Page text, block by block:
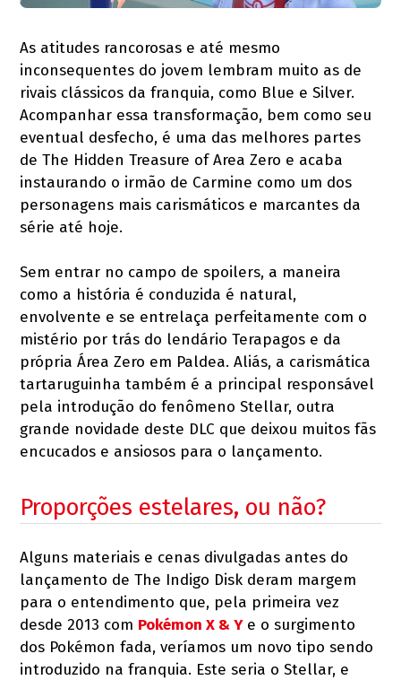
As atitudes rancorosas e até mesmo
inconsequentes do jovem lembram muito as de
rivais clássicos da franquia, como Blue e Silver.
Acompanhar essa transformação, bem como seu
eventual desfecho, é uma das melhores partes
de The Hidden Treasure of Area Zero e acaba
instaurando o irmão de Carmine como um dos
personagens mais carismáticos e marcantes da
série até hoje.
Sem entrar no campo de spoilers, a maneira
como a história é conduzida é natural,
envolvente e se entrelaça perfeitamente com o
mistério por trás do lendário Terapagos e da
própria Área Zero em Paldea. Aliás, a carismática
tartaruguinha também é a principal responsável
pela introdução do fenômeno Stellar, outra
grande novidade deste DLC que deixou muitos fãs
encucados e ansiosos para o lançamento.
Proporções estelares, ou não?
Alguns materiais e cenas divulgadas antes do
lançamento de The Indigo Disk deram margem
para o entendimento que, pela primeira vez
desde 2013 com Pokémon X & Ye o surgimento
dos Pokémon fada, veríamos um novo tipo sendo
introduzido na franquia. Este seria o Stellar, e